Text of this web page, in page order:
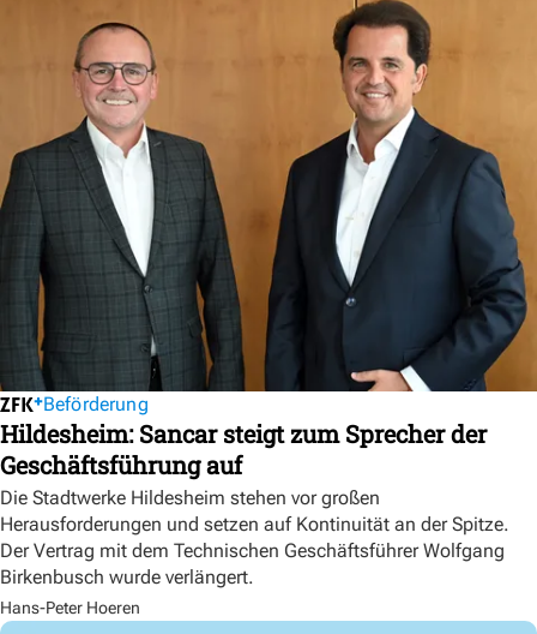
Beförderung
Hildesheim: Sancar steigt zum Sprecher der
Geschäftsführung auf
Die Stadtwerke Hildesheim stehen vor großen
Herausforderungen und setzen auf Kontinuität an der Spitze.
Der Vertrag mit dem Technischen Geschäftsführer Wolfgang
Birkenbusch wurde verlängert.
Hans-Peter Hoeren